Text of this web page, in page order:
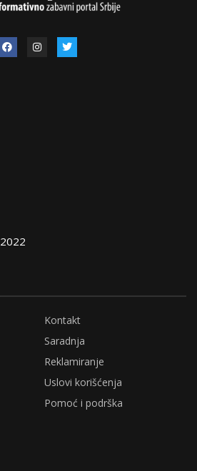
2022
Kontakt
Saradnja
Reklamiranje
Uslovi korišćenja
Pomoć i podrška